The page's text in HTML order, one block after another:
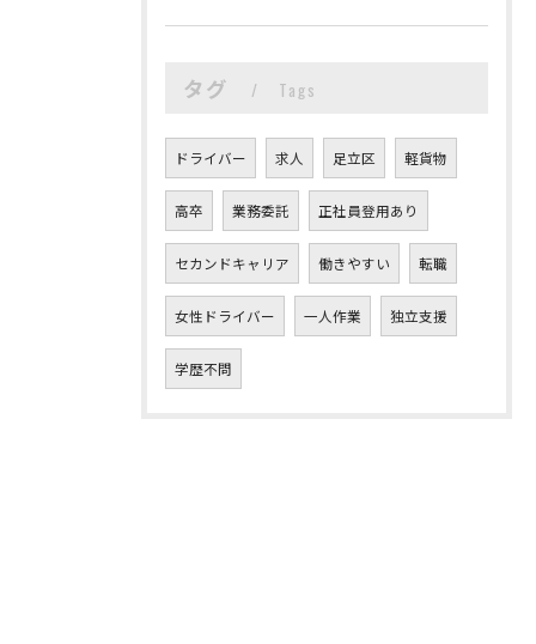
タグ Tags
ドライバー 求人 足立区 軽貨物
高卒 業務委託 正社員登用あり
セカンドキャリア 働きやすい 転職
女性ドライバー 一人作業 独立支援
学歴不問